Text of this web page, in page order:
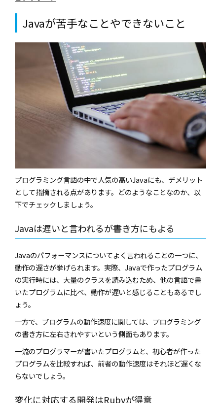
Javaが苦手なことやできないこと
プログラミング言語の中で人気の高いJavaにも、デメリット
として指摘される点があります。どのようなことなのか、以
下でチェックしましょう。
Javaは遅いと言われるが書き方にもよる
Javaのパフォーマンスについてよく言われることの一つに、
動作の遅さが挙げられます。実際、Javaで作ったプログラム
の実行時には、大量のクラスを読み込むため、他の言語で書
いたプログラムに比べ、動作が遅いと感じることもあるでし
ょう。
一方で、プログラムの動作速度に関しては、プログラミング
の書き方に左右されやすいという側面もあります。
一流のプログラマーが書いたプログラムと、初心者が作った
プログラムを比較すれば、前者の動作速度はそれほど遅くな
らないでしょう。
変化に対応する開発はRubyが得意